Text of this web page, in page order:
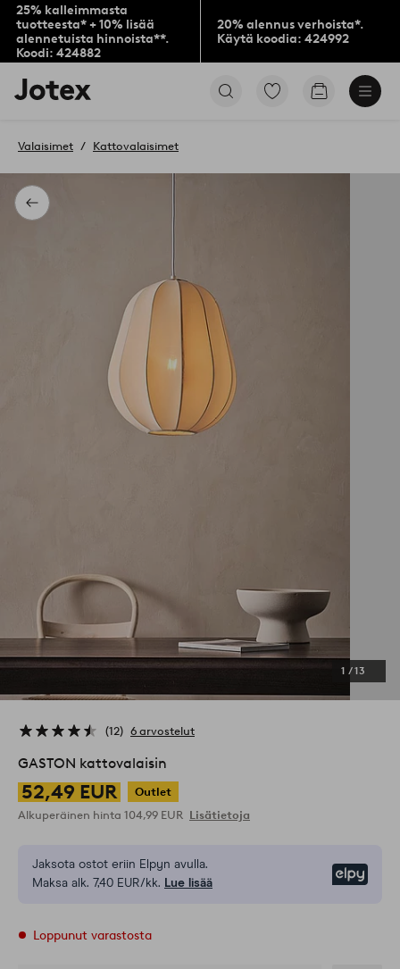
25% kalleimmasta
tuotteesta* + 10% lisää
alennetuista hinnoista**.
Koodi: 424882
20% alennus verhoista*.
Käytä koodia: 424992
Jotex-
logo
aloitussivulle
Siirry
Siirry
Takaisin
Valaisimet Kattovalaisimet
1 /13
12 6 arvostelut
GASTON kattovalaisin
52,49 EUR
Outlet
Alkuperäinen hinta 104,99 EUR Lisätietoja
Jaksota ostot eriin Elpyn avulla.
Maksa alk. 7,40 EUR/kk. Lue lisää
Loppunut varastosta